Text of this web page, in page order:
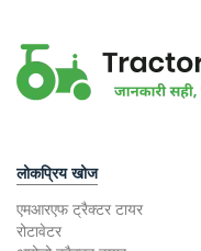
लोकप्रिय खोज
एमआरएफ ट्रैक्टर टायर
रोटावेटर